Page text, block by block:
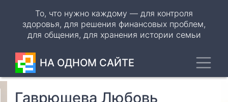
основному
содержанию
То, что нужно каждому — для контроля
здоровья, для решения финансовых проблем,
для общения, для хранения истории семьи
НА ОДНОМ САЙТЕ
Гаврюшева Любовь